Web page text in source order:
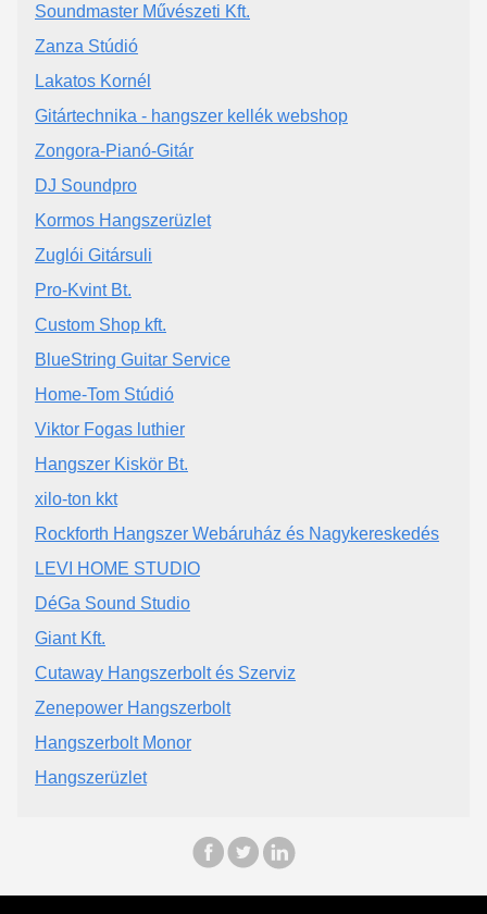
Soundmaster Művészeti Kft.
Zanza Stúdió
Lakatos Kornél
Gitártechnika - hangszer kellék webshop
Zongora-Pianó-Gitár
DJ Soundpro
Kormos Hangszerüzlet
Zuglói Gitársuli
Pro-Kvint Bt.
Custom Shop kft.
BlueString Guitar Service
Home-Tom Stúdió
Viktor Fogas luthier
Hangszer Kiskör Bt.
xilo-ton kkt
Rockforth Hangszer Webáruház és Nagykereskedés
LEVI HOME STUDIO
DéGa Sound Studio
Giant Kft.
Cutaway Hangszerbolt és Szerviz
Zenepower Hangszerbolt
Hangszerbolt Monor
Hangszerüzlet